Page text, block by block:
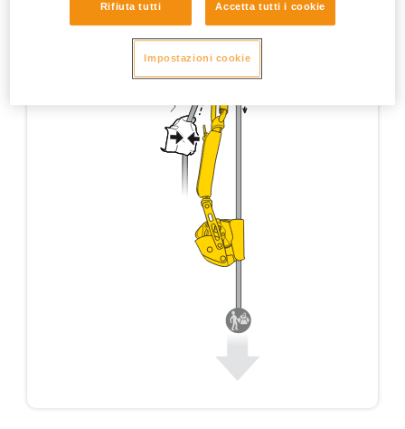
Rifiuta tutti Accetta tutti i cookie
Impostazioni cookie